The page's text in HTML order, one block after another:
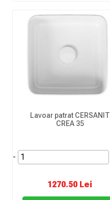
Lavoar patrat CERSANIT
CREA 35
-
1270.50 Lei